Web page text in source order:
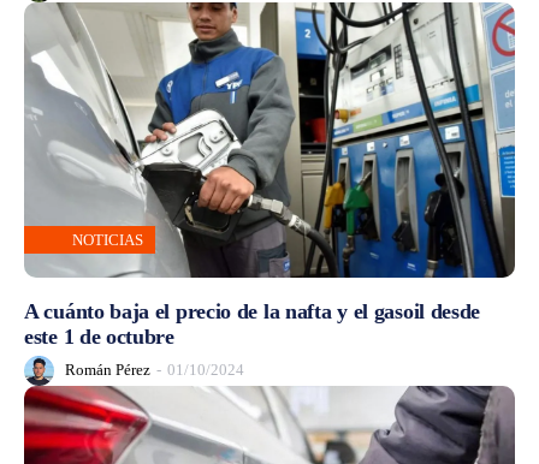
NOTICIAS
A cuánto baja el precio de la nafta y el gasoil desde
este 1 de octubre
Román Pérez - 01/10/2024